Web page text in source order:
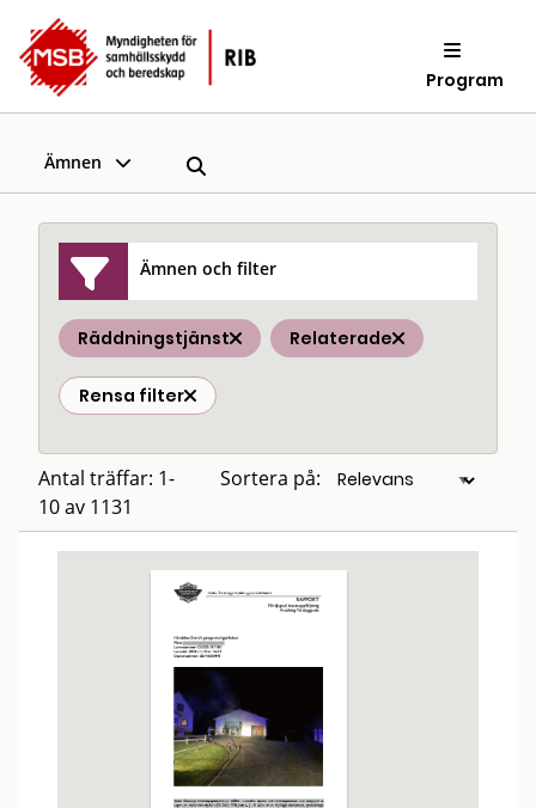
Program
Ämnen
Ämnen och filter
Räddningstjänst Relaterade
Rensa filter
Antal träffar: 1-
10 av 1131
Sortera på: